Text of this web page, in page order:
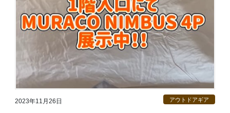
2023年11月26日 アウトドアギア